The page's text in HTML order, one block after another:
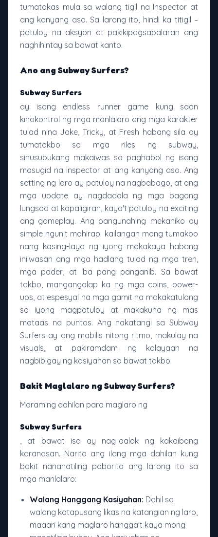
tumatakas mula sa walang tigil na Inspector at
ang kanyang aso. Sa larong ito, hindi ka titigil –
patuloy na aksyon at pakikipagsapalaran ang
naghihintay sa bawat kanto.
Ano ang Subway Surfers?
Subway Surfers
ay isang endless runner game kung saan
kinokontrol ng mga manlalaro ang mga karakter
tulad nina Jake, Tricky, at Fresh habang sila ay
tumatakbo sa mga riles ng subway,
sinusubukang makaiwas sa paghabol ng isang
masugid na inspector at ang kanyang aso. Ang
setting ng laro ay patuloy na nagbabago, at ang
mga update ay nagdadala ng mga bagong
lungsod at kapaligiran, kaya't patuloy na exciting
ang gameplay. Ang pangunahing mekaniko ay
simple ngunit mahirap: kailangan mong tumakbo
nang kasing-layo ng iyong makakaya habang
iniiwasan ang mga hadlang tulad ng mga tren,
mga pader, at iba pang panganib. Sa bawat
takbo, mangangalap ka ng mga coins, power-
ups, at espesyal na mga gamit na makakatulong
sa iyong magpatuloy at makakuha ng mas
mataas na puntos. Ang nakatangi sa Subway
Surfers ay ang mabilis nitong ritmo, makulay na
visuals, at pakiramdam ng kalayaan na
nagbibigay ng kasiyahan sa bawat takbo.
Bakit Maglalaro ng Subway Surfers?
Maraming dahilan para maglaro ng
Subway Surfers
, at bawat isa ay nag-aalok ng kakaibang
karanasan. Narito ang ilang mga dahilan kung
bakit nananatiling paborito ang larong ito sa
mga manlalaro:
Walang Hanggang Kasiyahan: Dahil sa
walang katapusang likas na katangian ng laro,
maaari kang maglaro hangga't kaya mong